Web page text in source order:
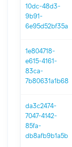
10dc-48d3-
9b91-
6e95d52bf35a
1e804718-
e615-4161-
83ca-
7b80631a1b68
da3c2474-
7047-4142-
85fa-
db8afb9b1a5b